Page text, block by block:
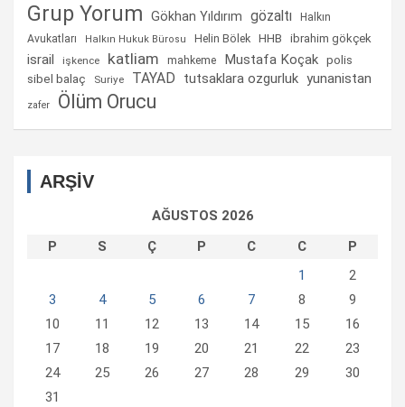
Grup Yorum Gökhan Yıldırım gözaltı
Halkın
Avukatları
Halkın Hukuk Bürosu Helin Bölek HHB ibrahim gökçek
israil işkence katliam mahkeme Mustafa Koçak polis
sibel balaç Suriye TAYAD tutsaklara ozgurluk yunanistan
zafer Ölüm Orucu
ARŞİV
AĞUSTOS 2026
P
S Ç P C C
P
1
2
3
4 5 6 7 8
9
10
11 12 13 14 15
16
17
18 19 20 21 22
23
24
25 26 27 28 29
30
31